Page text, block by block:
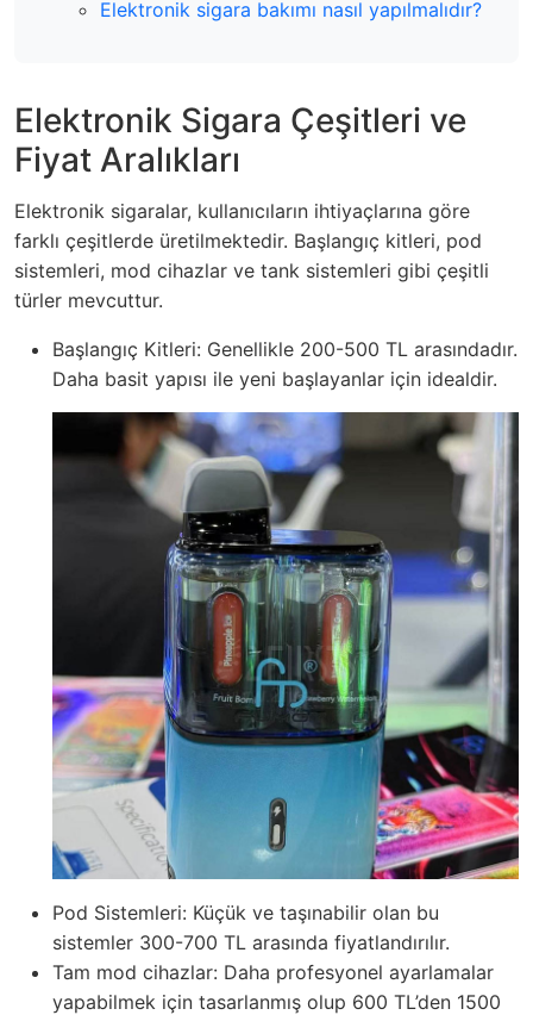
Elektronik sigara bakımı nasıl yapılmalıdır?
Elektronik Sigara Çeşitleri ve
Fiyat Aralıkları
Elektronik sigaralar, kullanıcıların ihtiyaçlarına göre
farklı çeşitlerde üretilmektedir. Başlangıç kitleri, pod
sistemleri, mod cihazlar ve tank sistemleri gibi çeşitli
türler mevcuttur.
Başlangıç Kitleri: Genellikle 200-500 TL arasındadır.
Daha basit yapısı ile yeni başlayanlar için idealdir.
Pod Sistemleri: Küçük ve taşınabilir olan bu
sistemler 300-700 TL arasında fiyatlandırılır.
Tam mod cihazlar: Daha profesyonel ayarlamalar
yapabilmek için tasarlanmış olup 600 TL’den 1500